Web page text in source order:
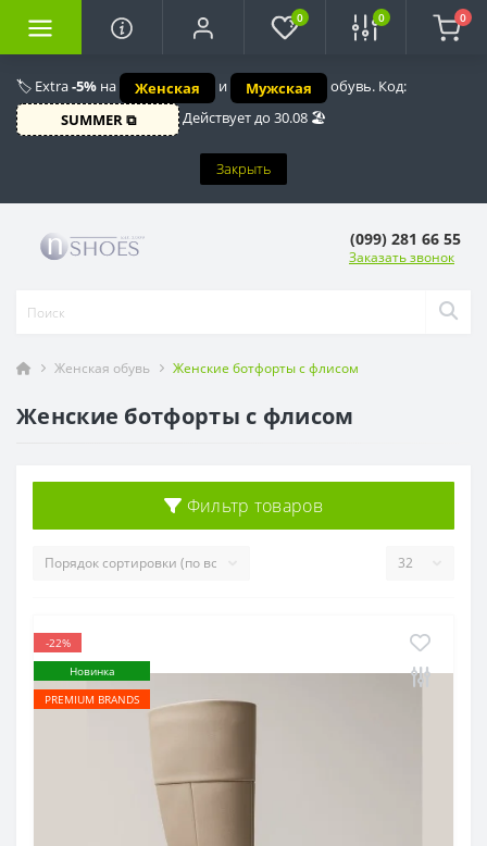
🏷️ Extra-5% на Женская и Мужская
обувь. Код:
SUMMER ⧉
Действует до 30.08 🏖️
Закрыть
0 0 0
(099) 281 66 55
Заказать звонок
Женская обувь Женские ботфорты с флисом
Женские ботфорты с флисом
Фильтр товаров
-22%
Новинка
PREMIUM BRANDS